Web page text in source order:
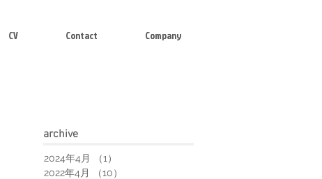
CV Contact Company
archive
2024年4月 （1）
2022年4月
（10）